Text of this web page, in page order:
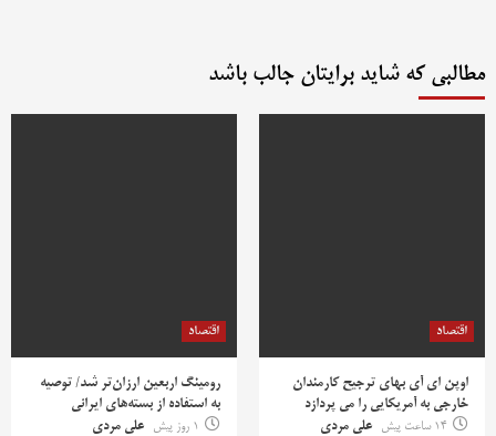
مطالبی که شاید برایتان جالب باشد
اقتصاد
اوپن ای آی بهای ترجیح کارمندان
خارجی به آمریکایی را می پردازد
14 ساعت پیش
علی مردی
اقتصاد
رومینگ اربعین ارزان‌تر شد/ توصیه
به استفاده از بسته‌های ایرانی
1 روز پیش
علی مردی